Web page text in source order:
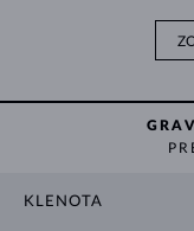
KLENOTA